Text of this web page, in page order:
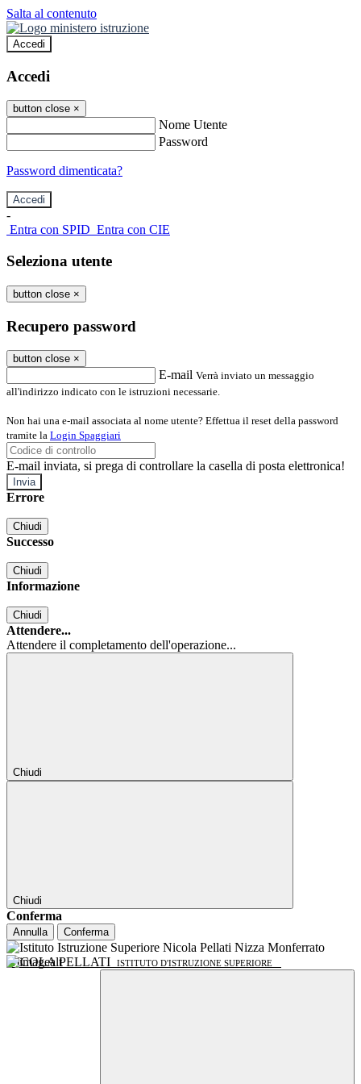
Salta al contenuto
Accedi
Accedi
button close ×
Nome Utente
Password
Password dimenticata?
-
Entra con SPID Entra con CIE
Seleziona utente
button close ×
Recupero password
button close ×
E-mail Verrà inviato un messaggio
all'indirizzo indicato con le istruzioni necessarie.
Non hai una e-mail associata al nome utente? Effettua il reset della password
tramite la Login Spaggiari
E-mail inviata, si prega di controllare la casella di posta elettronica!
Errore
Chiudi
Successo
Chiudi
Informazione
Chiudi
Attendere...
Attendere il completamento dell'operazione...
Chiudi
Chiudi
Conferma
Annulla Conferma
NICOLA PELLATI ISTITUTO D'ISTRUZIONE SUPERIORE